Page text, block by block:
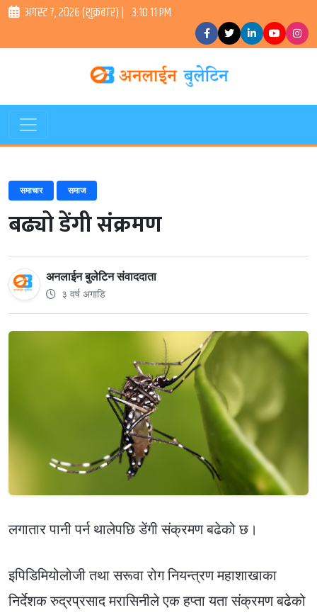
अगस्ट ७, २०२६ (शुक्रबार) | 3:10:11 PM
समाचार समाज
बढ्यो डेंगी संक्रमण
अनलाईन बुलेटिन संवाददाता
३ वर्ष अगाडि
लगातार पानी पर्न थालेपछि डेंगी संक्रमण बढेको छ।
इपिडिमियोलोजी तथा सरूवा रोग नियन्त्रण महाशाखाका
निर्देशक रुद्रप्रसाद मरासिनीले एक हप्ता यता संक्रमण बढेको